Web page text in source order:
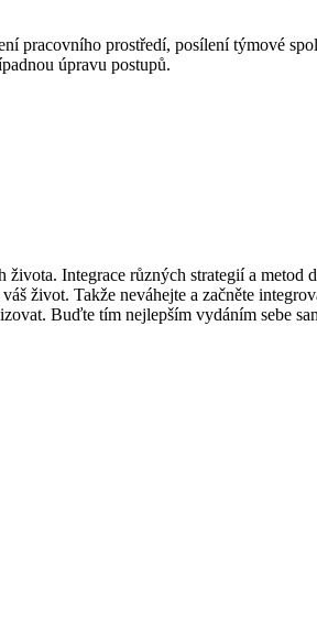
pracovního prostředí, posílení týmové
úpravu postupů.
Integrace různých strategií a metod
život. Takže neváhejte a začněte
Buďte tím nejlepším vydáním sebe